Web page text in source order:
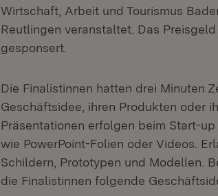
Wirtschaft, Arbeit und Tourismus
Reutlingen veranstaltet. Das
gesponsert.
Die Finalistinnen hatten drei Minuten
Geschäftsidee, ihren Produkten oder
Präsentationen erfolgen beim Start-
wie PowerPoint-Folien oder Videos.
Schildern, Prototypen und Modellen.
die Finalistinnen folgende